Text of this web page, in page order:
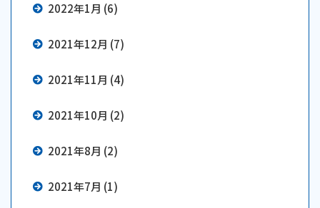
2022年1月 (6)
2021年12月 (7)
2021年11月 (4)
2021年10月 (2)
2021年8月 (2)
2021年7月 (1)